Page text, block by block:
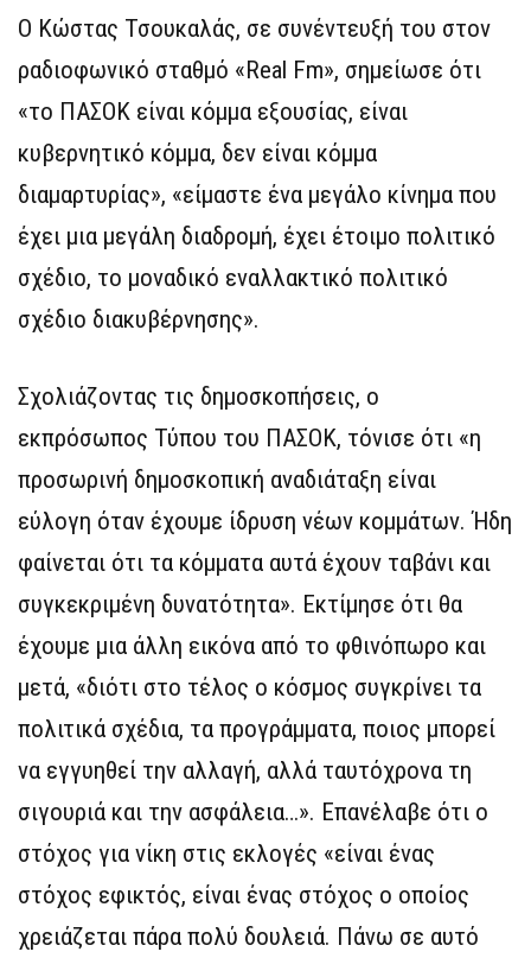
Ο Κώστας Τσουκαλάς, σε συνέντευξή του στον
ραδιοφωνικό σταθμό «Real Fm», σημείωσε ότι
«το ΠΑΣΟΚ είναι κόμμα εξουσίας, είναι
κυβερνητικό κόμμα, δεν είναι κόμμα
διαμαρτυρίας», «είμαστε ένα μεγάλο κίνημα που
έχει μια μεγάλη διαδρομή, έχει έτοιμο πολιτικό
σχέδιο, το μοναδικό εναλλακτικό πολιτικό
σχέδιο διακυβέρνησης».
Σχολιάζοντας τις δημοσκοπήσεις, ο
εκπρόσωπος Τύπου του ΠΑΣΟΚ, τόνισε ότι «η
προσωρινή δημοσκοπική αναδιάταξη είναι
εύλογη όταν έχουμε ίδρυση νέων κομμάτων. Ήδη
φαίνεται ότι τα κόμματα αυτά έχουν ταβάνι και
συγκεκριμένη δυνατότητα». Εκτίμησε ότι θα
έχουμε μια άλλη εικόνα από το φθινόπωρο και
μετά, «διότι στο τέλος ο κόσμος συγκρίνει τα
πολιτικά σχέδια, τα προγράμματα, ποιος μπορεί
να εγγυηθεί την αλλαγή, αλλά ταυτόχρονα τη
σιγουριά και την ασφάλεια…». Επανέλαβε ότι ο
στόχος για νίκη στις εκλογές «είναι ένας
στόχος εφικτός, είναι ένας στόχος ο οποίος
χρειάζεται πάρα πολύ δουλειά. Πάνω σε αυτό